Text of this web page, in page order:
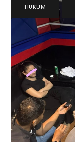
HUKUM